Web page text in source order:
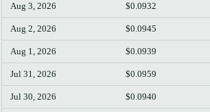
Aug 3, 2026 $0.0932
Aug 2, 2026 $0.0945
Aug 1, 2026 $0.0939
Jul 31, 2026 $0.0959
Jul 30, 2026 $0.0940